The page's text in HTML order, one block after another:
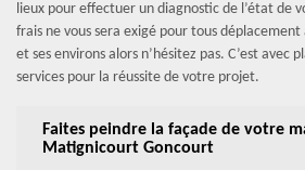
lieux pour effectuer un diagnostic de l’état de
frais ne vous sera exigé pour tous
et ses environs alors n’hésitez pas. C’est avec
services pour la réussite de votre projet.
Faites peindre la façade de votre
Matignicourt Goncourt